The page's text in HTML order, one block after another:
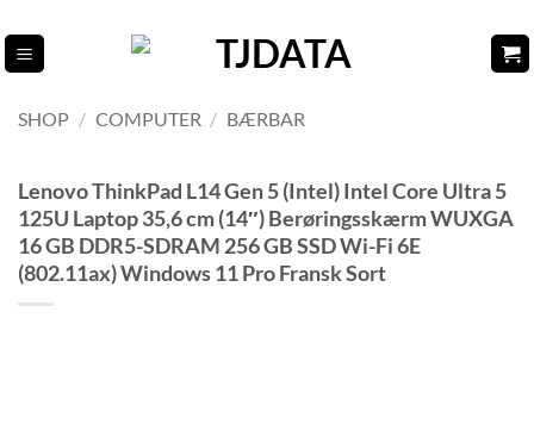
til
indhold
SHOP / COMPUTER / BÆRBAR
Lenovo ThinkPad L14 Gen 5 (Intel) Intel Core Ultra 5
125U Laptop 35,6 cm (14″) Berøringsskærm WUXGA
16 GB DDR5-SDRAM 256 GB SSD Wi-Fi 6E
(802.11ax) Windows 11 Pro Fransk Sort